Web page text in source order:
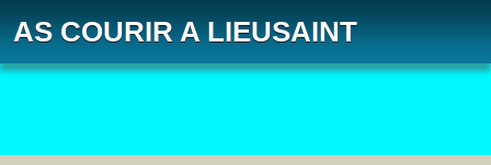
AS COURIR A LIEUSAINT